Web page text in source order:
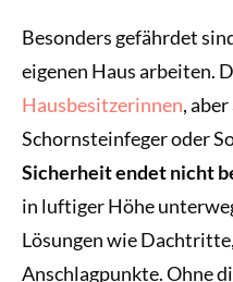
Besonders gefährdet
eigenen Haus arbeiten.
Hausbesitzerinnen,
Schornsteinfeger oder
Sicherheit endet nicht
in luftiger Höhe
Lösungen wie
Anschlagpunkte. Ohne